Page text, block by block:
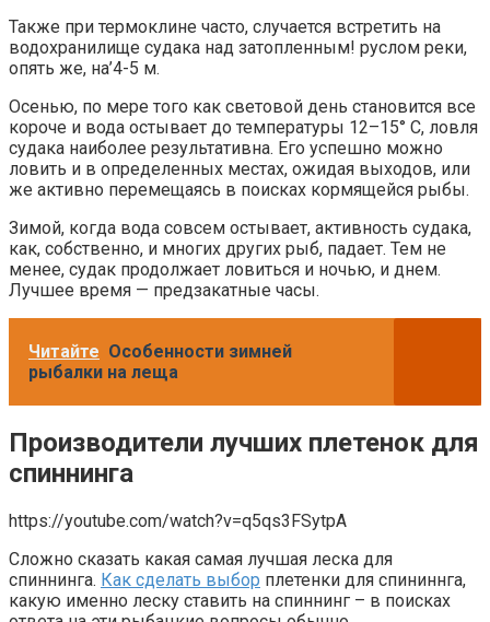
Также при термоклине часто, случается встретить на
водохранилище судака над затопленным! руслом реки,
опять же, на’4-5 м.
Осенью, по мере того как световой день становится все
короче и вода остывает до температуры 12–15° С, ловля
судака наиболее результативна. Его успешно можно
ловить и в определенных местах, ожидая выходов, или
же активно перемещаясь в поисках кормящейся рыбы.
Зимой, когда вода совсем остывает, активность судака,
как, собственно, и многих других рыб, падает. Тем не
менее, судак продолжает ловиться и ночью, и днем.
Лучшее время — предзакатные часы.
Читайте Особенности зимней
рыбалки на леща
Производители лучших плетенок для
спиннинга
https://youtube.com/watch?v=q5qs3FSytpA
Сложно сказать какая самая лучшая леска для
спиннинга. Как сделать выбор плетенки для спининнга,
какую именно леску ставить на спиннинг – в поисках